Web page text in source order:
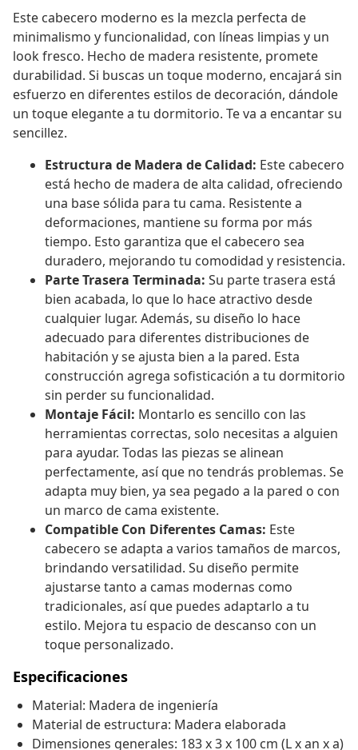
Este cabecero moderno es la mezcla perfecta de
minimalismo y funcionalidad, con líneas limpias y un
look fresco. Hecho de madera resistente, promete
durabilidad. Si buscas un toque moderno, encajará sin
esfuerzo en diferentes estilos de decoración, dándole
un toque elegante a tu dormitorio. Te va a encantar su
sencillez.
Estructura de Madera de Calidad: Este cabecero
está hecho de madera de alta calidad, ofreciendo
una base sólida para tu cama. Resistente a
deformaciones, mantiene su forma por más
tiempo. Esto garantiza que el cabecero sea
duradero, mejorando tu comodidad y resistencia.
Parte Trasera Terminada: Su parte trasera está
bien acabada, lo que lo hace atractivo desde
cualquier lugar. Además, su diseño lo hace
adecuado para diferentes distribuciones de
habitación y se ajusta bien a la pared. Esta
construcción agrega sofisticación a tu dormitorio
sin perder su funcionalidad.
Montaje Fácil: Montarlo es sencillo con las
herramientas correctas, solo necesitas a alguien
para ayudar. Todas las piezas se alinean
perfectamente, así que no tendrás problemas. Se
adapta muy bien, ya sea pegado a la pared o con
un marco de cama existente.
Compatible Con Diferentes Camas: Este
cabecero se adapta a varios tamaños de marcos,
brindando versatilidad. Su diseño permite
ajustarse tanto a camas modernas como
tradicionales, así que puedes adaptarlo a tu
estilo. Mejora tu espacio de descanso con un
toque personalizado.
Especificaciones
Material: Madera de ingeniería
Material de estructura: Madera elaborada
Dimensiones generales: 183 x 3 x 100 cm (L x an x a)